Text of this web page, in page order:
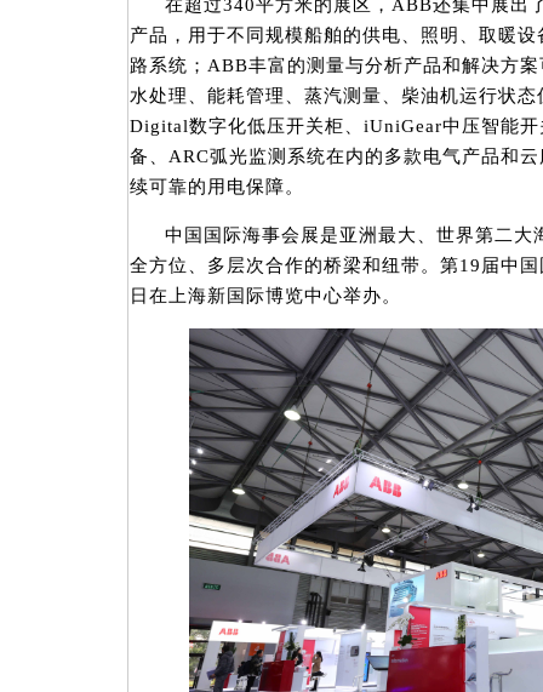
在超过340平方米的展区，ABB还集中展出
产品，用于不同规模船舶的供电、照明、取暖
路系统；ABB丰富的测量与分析产品和解决方
水处理、能耗管理、蒸汽测量、柴油机运行状
Digital数字化低压开关柜、iUniGear中压智能
备、ARC弧光监测系统在内的多款电气产品和
续可靠的用电保障。
中国国际海事会展是亚洲最大、世界第二
全方位、多层次合作的桥梁和纽带。第19届中
日在上海新国际博览中心举办。